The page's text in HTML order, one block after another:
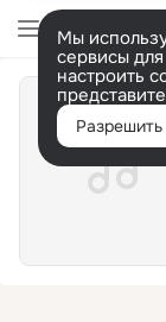
Мы
сервисы
настроить